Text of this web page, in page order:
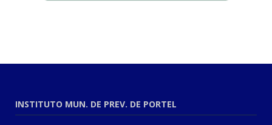
INSTITUTO MUN. DE PREV. DE PORTEL